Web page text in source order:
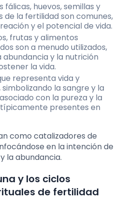
fálicas, huevos, semillas y
de la fertilidad son comunes,
y el potencial de vida.
frutas y alimentos
son a menudo utilizados,
y la nutrición
la vida.
representa vida y
la sangre y la
con la pureza y la
presentes en
como catalizadores de
en la intención de
la abundancia.
y los ciclos
de fertilidad